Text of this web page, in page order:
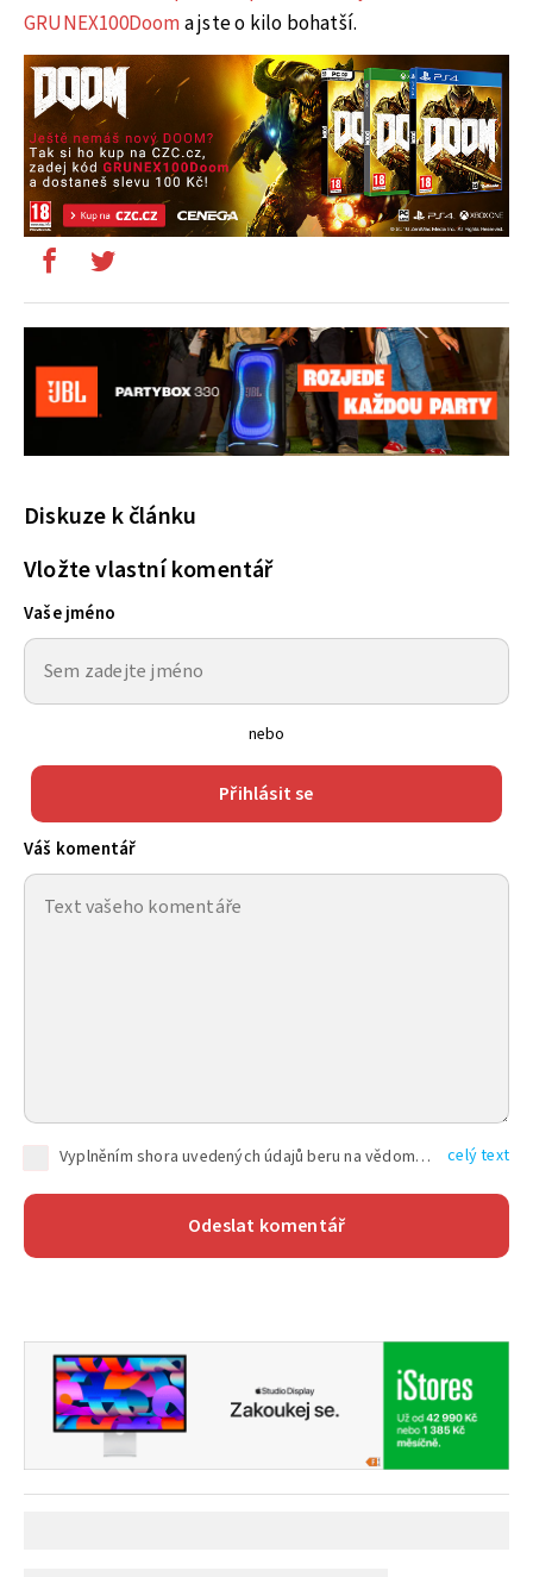
GRUNEX100Dooma jste o kilo bohatší.
Diskuze k článku
Vložte vlastní komentář
Vaše jméno
nebo
Přihlásit se
Váš komentář
Vyplněním shora uvedených údajů beru na vědomí, že společnost TEXT FACTORY s.r.o., sídlem Brno, Durďákova 336/29, Černá Pole, PSČ: 613 00, IČ: 06157831, zapsané u Krajského soudu v Brně, oddíl C, vložka 100399, bude zpracovávat mé osobní údaje uvedené v rámci mnou vyplněného registračního formuláře na základě oprávněných zájmů TEXT FACTORY s.r.o. dle čl. 6 odst. 1 písm. f) GDPR a pro splnění právních povinností (čl. 6 odst. 1 písm. c) GDPR), a to pro tyto účely: nezbytnost zajistit oprávnění návštěvníka webových stránek provozovaných společností TEXT FACTORY s.r.o. přispívat aktivně ke zveřejněným článkům nebo v rámci diskusních fór a výkon práv TEXT FACTORY s.r.o. jako administrátora těchto diskusních fór. Více informací o zpracování osobních údajů a právech lze nalézt v celý text